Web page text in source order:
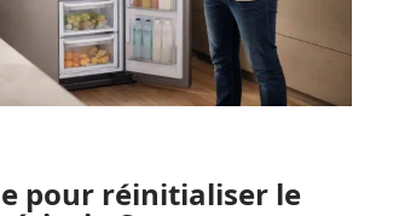
pour réinitialiser le